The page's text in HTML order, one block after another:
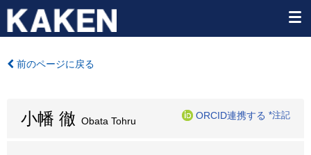
前のページに戻る
小幡 徹 Obata Tohru
ORCID連携する *注記